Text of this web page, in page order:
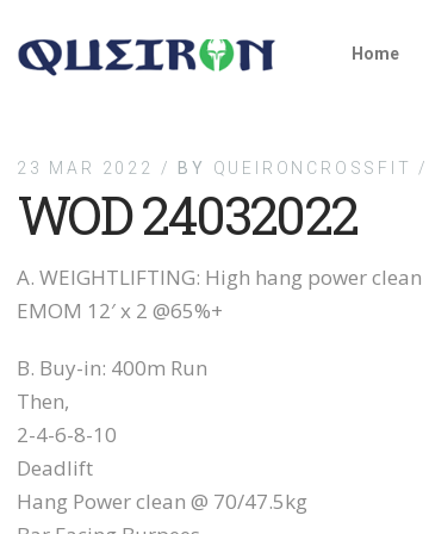
Home
23 MAR 2022 / BY QUEIRONCROSSFIT /
WOD 24032022
A. WEIGHTLIFTING: High hang power clean
EMOM 12′ x 2 @65%+
B. Buy-in: 400m Run
Then,
2-4-6-8-10
Deadlift
Hang Power clean @ 70/47.5kg